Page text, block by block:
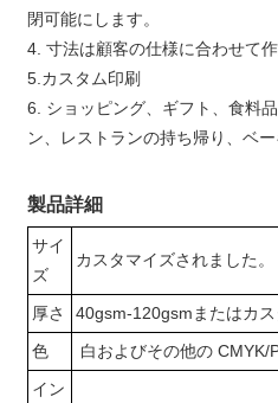
閉可能にします。
4. 寸法は顧客の仕様に合わせて作
5.カスタム印刷
6. ショッピング、ギフト、食料
ン、レストランの持ち帰り、ベー
製品詳細
サイ
ズ
カスタマイズされました。
厚さ
40gsm-120gsmまたはカス
色
白およびその他の CMYK/
イン